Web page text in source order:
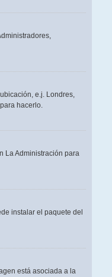
e.j. Londres,
hacerlo.
La Administración para
instalar el paquete del
está asociada a la